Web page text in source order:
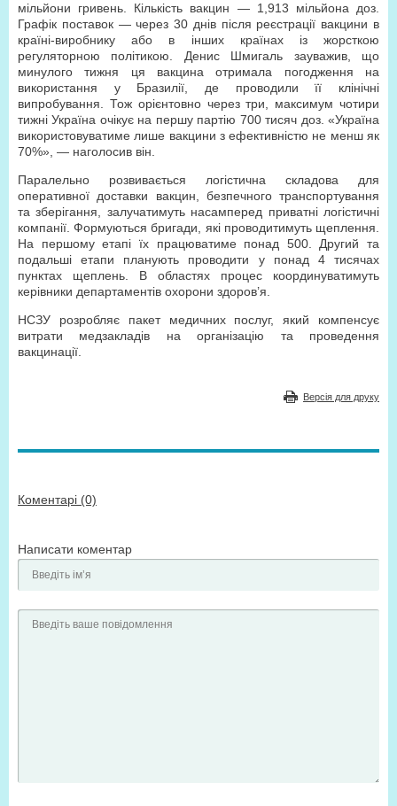
мільйони гривень. Кількість вакцин — 1,913 мільйона доз.
Графік поставок — через 30 днів після реєстрації вакцини в
країні-виробнику або в інших країнах із жорсткою
регуляторною політикою. Денис Шмигаль зауважив, що
минулого тижня ця вакцина отримала погодження на
використання у Бразилії, де проводили її клінічні
випробування. Тож орієнтовно через три, максимум чотири
тижні Україна очікує на першу партію 700 тисяч доз. «Україна
використовуватиме лише вакцини з ефективністю не менш як
70%», — наголосив він.
Паралельно розвивається логістична складова для
оперативної доставки вакцин, безпечного транспортування
та зберігання, залучатимуть насамперед приватні логістичні
компанії. Формуються бригади, які проводитимуть щеплення.
На першому етапі їх працюватиме понад 500. Другий та
подальші етапи планують проводити у понад 4 тисячах
пунктах щеплень. В областях процес координуватимуть
керівники департаментів охорони здоров’я.
НСЗУ розробляє пакет медичних послуг, який компенсує
витрати медзакладів на організацію та проведення
вакцинації.
Версія для друку
Коментарі (0)
Написати коментар